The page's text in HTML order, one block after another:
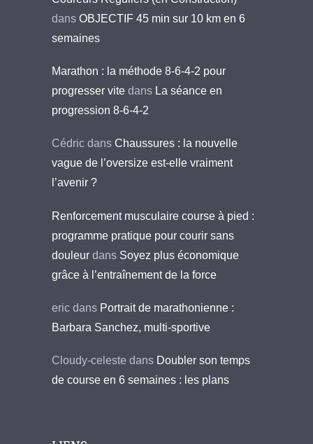
dans OBJECTIF 45 min sur 10 km en 6
semaines
Marathon : la méthode 8-6-4-2 pour
progresser vite dans La séance en
progression 8-6-4-2
Cédric dans Chaussures : la nouvelle
vague de l’oversize est-elle vraiment
l’avenir ?
Renforcement musculaire course à pied :
programme pratique pour courir sans
douleur dans Soyez plus économique
grâce à l’entraînement de la force
eric dans Portrait de marathonienne :
Barbara Sanchez, multi-sportive
Cloudy-celeste dans Doubler son temps
de course en 6 semaines : les plans